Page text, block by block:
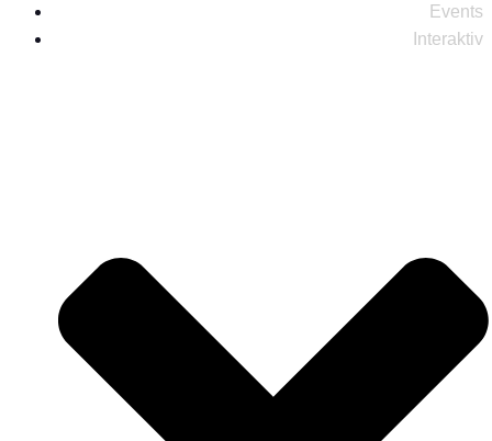
Events
Interaktiv